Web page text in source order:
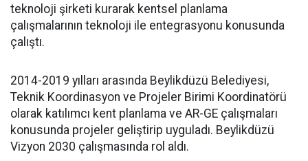
teknoloji şirketi kurarak kentsel planlama
çalışmalarının teknoloji ile entegrasyonu konusunda
çalıştı.
2014-2019 yılları arasında Beylikdüzü Belediyesi,
Teknik Koordinasyon ve Projeler Birimi Koordinatörü
olarak katılımcı kent planlama ve AR-GE çalışmaları
konusunda projeler geliştirip uyguladı. Beylikdüzü
Vizyon 2030 çalışmasında rol aldı.